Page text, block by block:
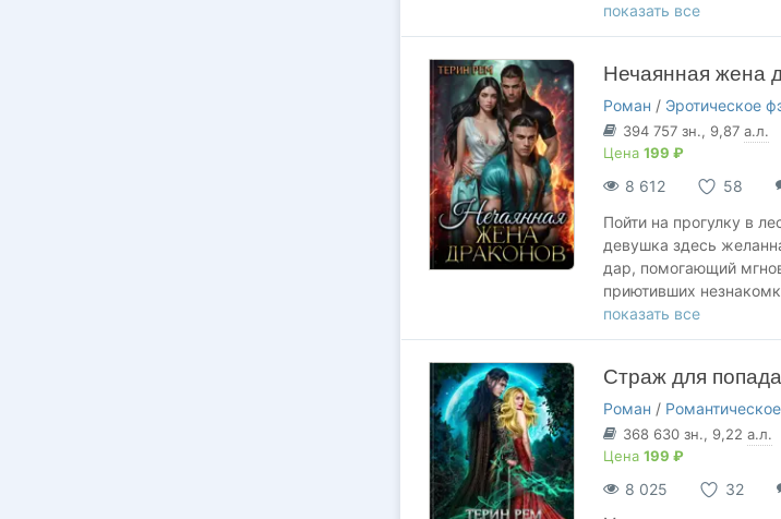
сделали, эти упрямцы
показать все
Нечаянная жена
Роман / Эротическое
394 757 зн., 9,87 а.л.
Цена 199 ₽
8 612 58
Пойти на прогулку в
девушка здесь
дар, помогающий
приютивших
чужой помолвочный
объяснить это троим
показать все
Страж для
Роман /
368 630 зн., 9,22 а.л.
Цена 199 ₽
8 025 32